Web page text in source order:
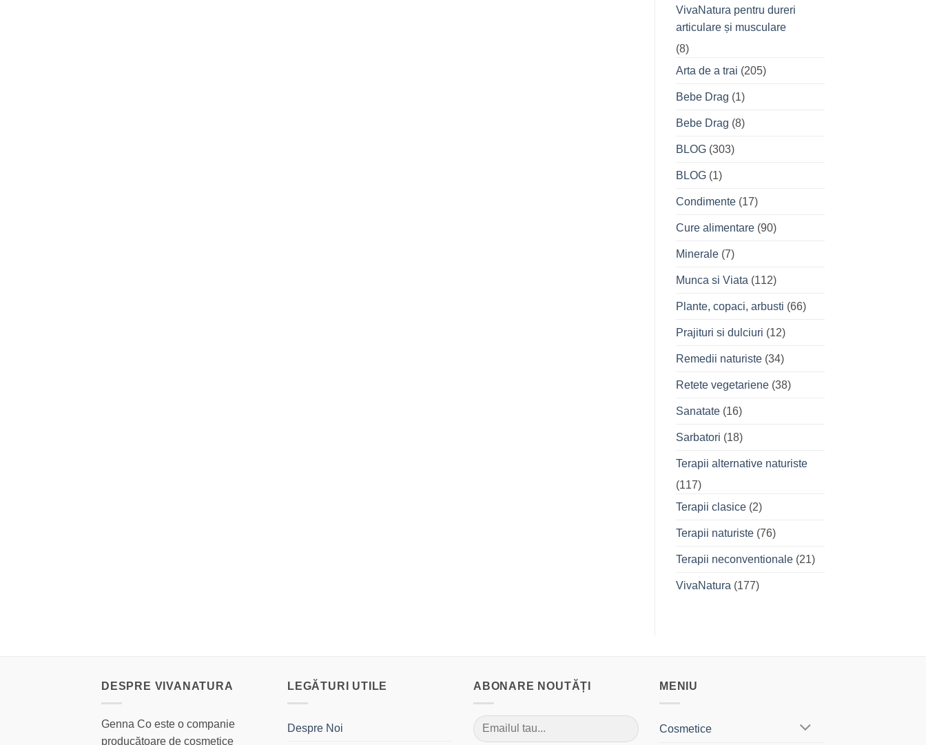
VivaNatura pentru dureri
articulare și musculare
(8)
Arta de a trai (205)
Bebe Drag (1)
Bebe Drag (8)
BLOG(303)
BLOG(1)
Condimente(17)
Cure alimentare(90)
Minerale(7)
Munca si Viata (112)
Plante, copaci, arbusti (66)
Prajituri si dulciuri (12)
Remedii naturiste(34)
Retete vegetariene(38)
Sanatate(16)
Sarbatori (18)
Terapii alternative naturiste
(117)
Terapii clasice(2)
Terapii naturiste(76)
Terapii neconventionale(21)
VivaNatura (177)
DESPRE VIVANATURA
Genna Co este o companie
producătoare de cosmetice
LEGĂTURI UTILE
Despre Noi
ABONARE NOUTĂȚI MENIU
Cosmetice